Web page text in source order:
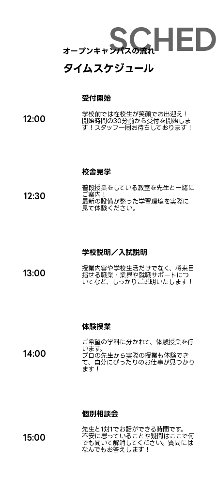
11:30〜 ※W体験
12:00〜
09/22(火・祝)
10/11(日)
申し込む
10/18(日)
11:30〜 ※W体験
申し込む
オープンキャンパスの流れ
タイムスケジュール
12:00
受付開始
学校前では在校生が笑顔でお出迎え！
開始時間の30分前から受付を開始しま
す！スタッフ一同お待ちしております！
12:30
校舎見学
普段授業をしている教室を先生と一緒に
ご案内！
最新の設備が整った学習環境を実際に
見て体験ください。
13:00
学校説明／入試説明
授業内容や学校生活だけでなく、将来目
指せる職業・業界や就職サポートにつ
いてなど、しっかりご説明いたします！
14:00
体験授業
ご希望の学科に分かれて、体験授業を行
います。
プロの先生から実際の授業も体験でき
て、自分にぴったりのお仕事が見つかり
ます！
15:00
個別相談会
先生と1対1でお話ができる時間です。
不安に思っていることや疑問はここで何
でも聞いて解消してください。質問には
なんでもお答えします！